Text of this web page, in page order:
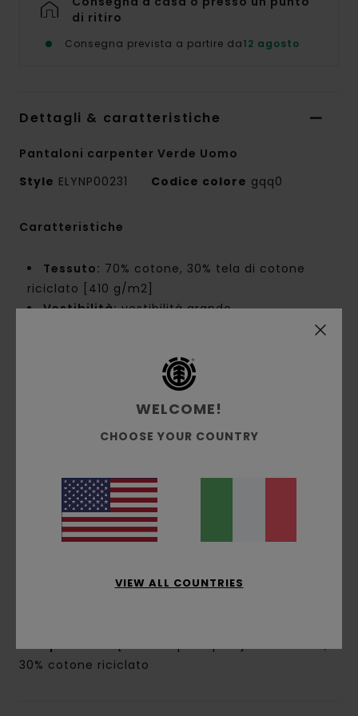
di ritiro
Consegna prevista a partire da12 agosto
Dettagli & caratteristiche
Pantaloni carpenter Verde Uomo
Style ELYNP00231 Codice colore gqq0
Caratteristiche
Tessuto: 70% cotone, 30% tela di cotone
riciclato [410 g/m2]
Vestibilità:vestibilità grande
Ginocchio: 11,4" / 29 cm
Apertura della gamba: 24 cm
scomparsa
Passante porta-martello sul retro
Tasca porta attrezzi
Patta con zip
Composizione[Tessuto principale] 70% cotone,
30% cotone riciclato
WELCOME!
CHOOSE YOUR COUNTRY
VIEW ALL COUNTRIES